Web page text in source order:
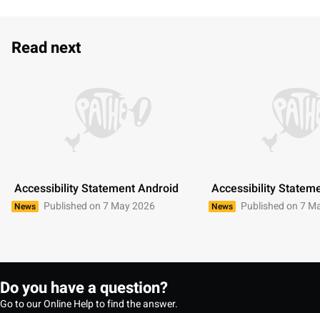
Read next
Accessibility Statement Android
News Published on 7 May 2026
Accessibility
News Published on 7
Do you have a question?
Go to our Online Help to find the answer.